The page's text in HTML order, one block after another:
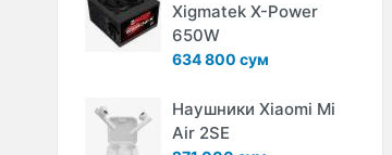
Xigmatek X-Power
650W
634 800 сум
Наушники Xiaomi Mi
Air 2SE